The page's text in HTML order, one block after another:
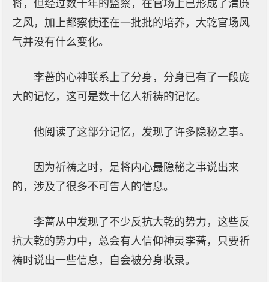
将，但经过数十年的监察，在官场上已形成了清廉
之风，加上都察使还在一批批的培养，大乾官场风
气并没有什么变化。
李蔷的心神联系上了分身，分身已有了一段庞
大的记忆，这可是数十亿人祈祷的记忆。
他阅读了这部分记忆，发现了许多隐秘之事。
因为祈祷之时，是将内心最隐秘之事说出来
的，涉及了很多不可告人的信息。
李蔷从中发现了不少反抗大乾的势力，这些反
抗大乾的势力中，总会有人信仰神灵李蔷，只要祈
祷时说出一些信息，自会被分身收录。